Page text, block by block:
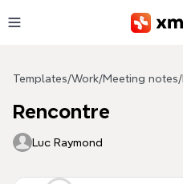
Templates/Work/Meeting notes/
Rencontre
Luc Raymond